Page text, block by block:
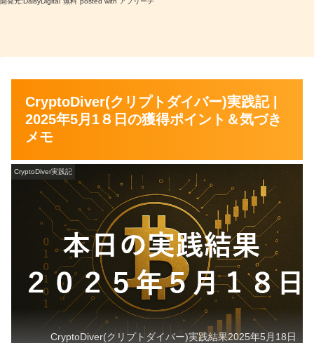
CryptoDiver(クリプトダイバー)実践記 |
2025年5月1８日の獲得ポイント＆気づき
メモ
CryptoDiver実践記
CryptoDiver(クリプトダイバー)実践結果2025年5月18日